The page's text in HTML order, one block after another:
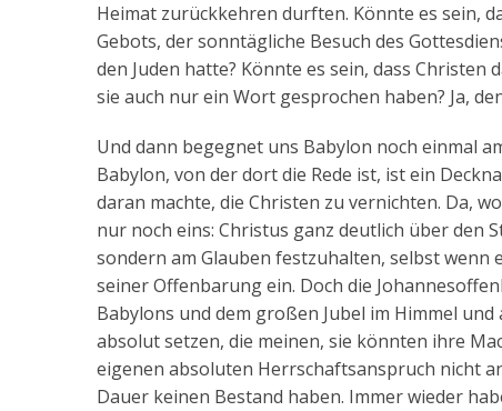
Heimat zurückkehren durften. Könnte es sein,
Gebots, der sonntägliche Besuch des
den Juden hatte? Könnte es sein, dass
sie auch nur ein Wort gesprochen haben? Ja,
Und dann begegnet uns Babylon noch einmal
Babylon, von der dort die Rede ist, ist ein
daran machte, die Christen zu vernichten. Da,
nur noch eins: Christus ganz deutlich über den
sondern am Glauben festzuhalten, selbst wenn
seiner Offenbarung ein. Doch die
Babylons und dem großen Jubel im Himmel
absolut setzen, die meinen, sie könnten ihre
eigenen absoluten Herrschaftsanspruch nicht
Dauer keinen Bestand haben. Immer wieder